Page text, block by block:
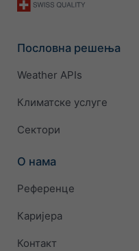
Пословна решења
Weather APIs
Климатске услуге
Сектори
О нама
Референце
Каријера
Контакт